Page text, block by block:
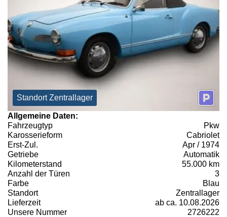
Standort Zentrallager
Allgemeine Daten:
Fahrzeugtyp
Pkw
Karosserieform
Cabriolet
Erst-Zul.
Apr / 1974
Getriebe
Automatik
Kilometerstand
55.000 km
Anzahl der Türen
3
Farbe
Blau
Standort
Zentrallager
Lieferzeit
ab ca. 10.08.2026
Unsere Nummer
2726222